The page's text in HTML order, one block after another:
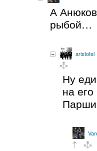
А
рыбой…
aristotel
Ну
на